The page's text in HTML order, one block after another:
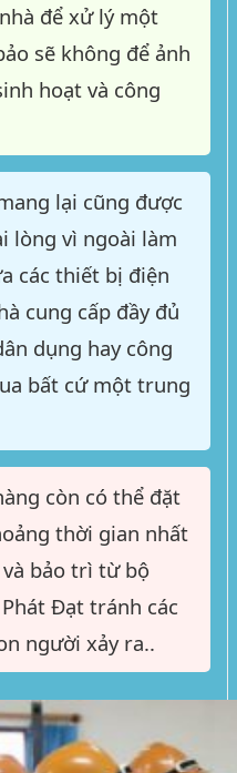
để xử lý một
sẽ không để ảnh
hoạt và công
lại cũng được
lòng vì ngoài làm
các thiết bị điện
cung cấp đầy đủ
dụng hay công
bất cứ một trung
còn có thể đặt
thời gian nhất
bảo trì từ bộ
Đạt tránh các
người xảy ra..